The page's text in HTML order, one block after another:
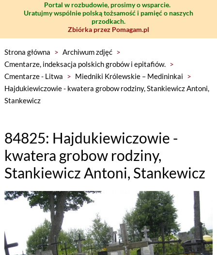
Portal w rozbudowie, prosimy o wsparcie.
Uratujmy wspólnie polską tożsamość i pamięć o naszych
przodkach.
Zbiórka przez Pomagam.pl
Strona główna > Archiwum zdjęć >
Cmentarze, indeksacja polskich grobów i epitafiów. >
Cmentarze - Litwa > Miedniki Królewskie – Medininkai >
Hajdukiewiczowie - kwatera grobow rodziny, Stankiewicz Antoni,
Stankewicz
84825: Hajdukiewiczowie -
kwatera grobow rodziny,
Stankiewicz Antoni, Stankewicz